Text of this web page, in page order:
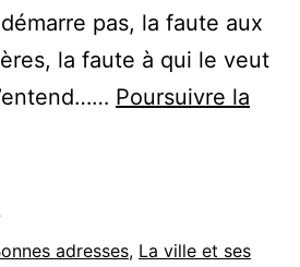
pas, la faute aux
la faute à qui le veut
Poursuivre la
adresses, La ville et ses